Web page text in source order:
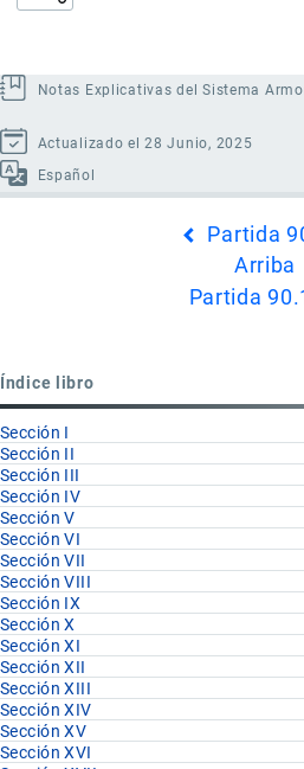
Notas Explicativas del Sistema
Actualizado el 28 Junio, 2025
Español
Partida
Arriba
Partida
Índice libro
Sección I
Sección II
Sección III
Sección IV
Sección V
Sección VI
Sección VII
Sección VIII
Sección IX
Sección X
Sección XI
Sección XII
Sección XIII
Sección XIV
Sección XV
Sección XVI